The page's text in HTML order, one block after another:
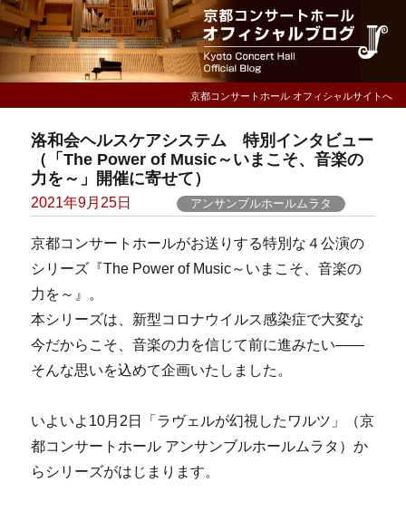
京都コンサートホール オフィシャルサイトへ
洛和会ヘルスケアシステム 特別インタビュー
（「The Power of Music～いまこそ、音楽の
力を～」開催に寄せて）
Posted
2021年9月25日 アンサンブルホールムラタ
京都コンサートホールがお送りする特別な４公演の
シリーズ『The Power of Music～いまこそ、音楽の
力を～』。
本シリーズは、新型コロナウイルス感染症で大変な
今だからこそ、音楽の力を信じて前に進みたい――
そんな思いを込めて企画いたしました。
いよいよ10月2日「ラヴェルが幻視したワルツ」（京
都コンサートホール アンサンブルホールムラタ）か
らシリーズがはじまります。